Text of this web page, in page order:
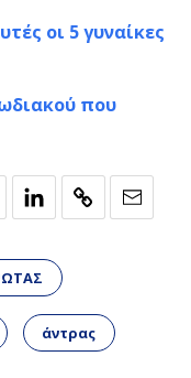
οι 5 γυναίκες
που
άντρας